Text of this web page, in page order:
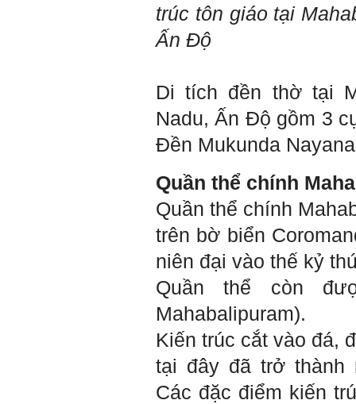
trúc tôn giáo tại
Ấn Độ
Di tích đền thờ tại
Nadu, Ấn Độ gồm 3
Đền Mukunda
Quần thể chính
Quần thể chính
trên bờ biển
niên đại vào thế kỷ
Quần thể còn
Mahabalipuram).
Kiến trúc cắt vào đá,
tại đây đã trở
Các đặc điểm kiến